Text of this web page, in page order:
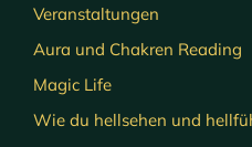
Veranstaltungen
Aura und Chakren Reading
Magic Life
Wie du hellsehen und